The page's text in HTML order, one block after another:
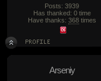
Posts: 3939
Has thanked: 0 time
Have thanks: 368times
Arseniy